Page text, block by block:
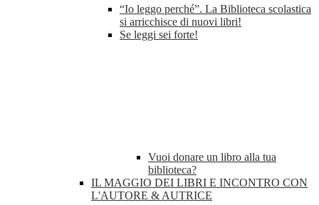
“Io leggo perché”. La Biblioteca scolastica
si arricchisce di nuovi libri!
Se leggi sei forte!
Vuoi donare un libro alla tua
biblioteca?
IL MAGGIO DEI LIBRI E INCONTRO CON
L'AUTORE & AUTRICE